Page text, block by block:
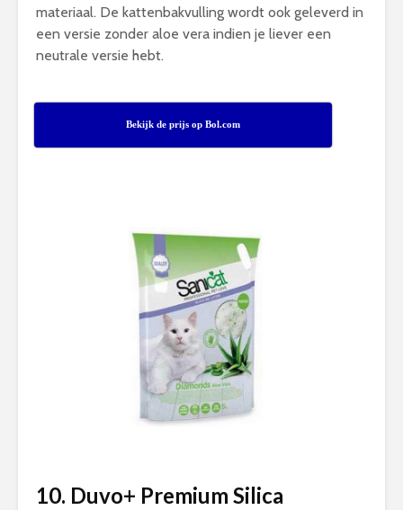
materiaal. De kattenbakvulling wordt ook geleverd in
een versie zonder aloe vera indien je liever een
neutrale versie hebt.
Bekijk de prijs op Bol.com
10. Duvo+ Premium Silica